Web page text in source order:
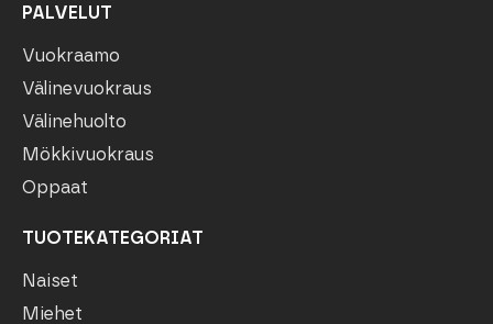
PALVELUT
Vuokraamo
Välinevuokraus
Välinehuolto
Mökkivuokraus
Oppaat
TUOTEKATEGORIAT
Naiset
Miehet